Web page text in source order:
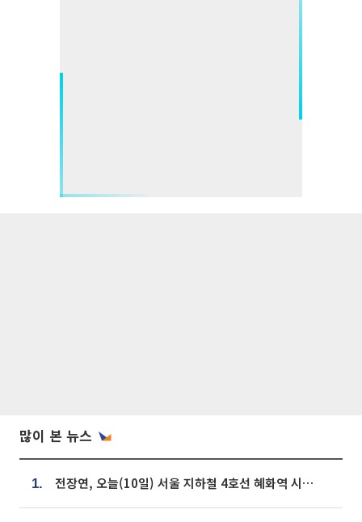
많이 본 뉴스
1. 전장연, 오늘(10일) 서울 지하철 4호선 혜화역 시위…1호선 용산역 무정차